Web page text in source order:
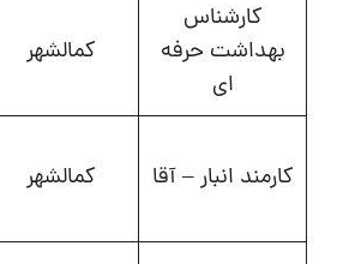
کارشناس
بهداشت حرفه
ای
کمالشهر
کارمند انبار – آقا کمالشهر